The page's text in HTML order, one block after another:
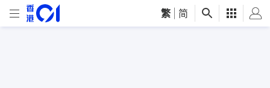
繁 简